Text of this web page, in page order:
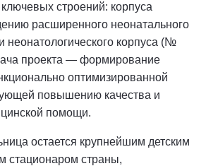
строений: корпуса
расширенного неонатального
неонатологического корпуса (№
проекта — формирование
оптимизированной
повышению качества и
помощи.
остается крупнейшим детским
стационаром страны,